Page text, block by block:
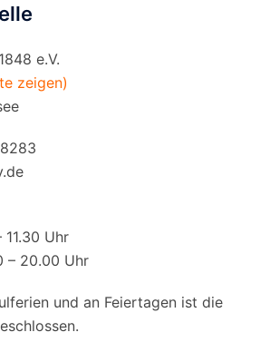
e.V.
zeigen)
Uhr
– 20.00 Uhr
und an Feiertagen ist die